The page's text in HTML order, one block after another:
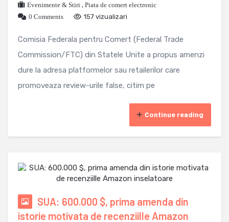
Evenimente & Stiri , Piata de comert electronic
0 Comments
157 vizualizari
Comisia Federala pentru Comert (Federal Trade
Commission/FTC) din Statele Unite a propus amenzi
dure la adresa platformelor sau retailerilor care
promoveaza review-urile false, citim pe
Continue reading
SUA: 600.000 $, prima amenda din
istorie motivata de recenziille Amazon